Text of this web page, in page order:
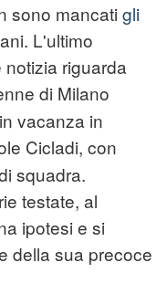
sono mancati gli
L'ultimo
riguarda
di Milano
vacanza in
Cicladi, con
squadra.
testate, al
ipotesi e si
della sua precoce